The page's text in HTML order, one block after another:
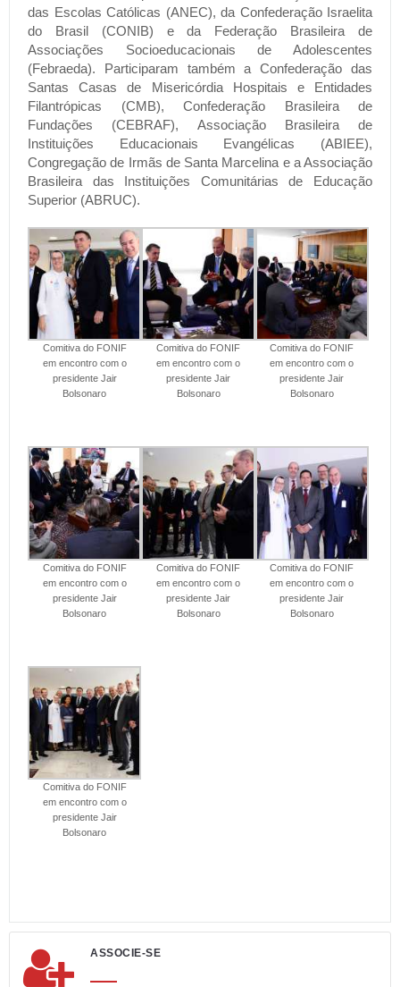
das Escolas Católicas (ANEC), da Confederação Israelita
do Brasil (CONIB) e da Federação Brasileira de
Associações Socioeducacionais de Adolescentes
(Febraeda). Participaram também a Confederação das
Santas Casas de Misericórdia Hospitais e Entidades
Filantrópicas (CMB), Confederação Brasileira de
Fundações (CEBRAF), Associação Brasileira de
Instituições Educacionais Evangélicas (ABIEE),
Congregação de Irmãs de Santa Marcelina e a Associação
Brasileira das Instituições Comunitárias de Educação
Superior (ABRUC).
Comitiva do FONIF
em encontro com o
presidente Jair
Bolsonaro
Comitiva do FONIF
em encontro com o
presidente Jair
Bolsonaro
Comitiva do FONIF
em encontro com o
presidente Jair
Bolsonaro
Comitiva do FONIF
em encontro com o
presidente Jair
Bolsonaro
Comitiva do FONIF
em encontro com o
presidente Jair
Bolsonaro
Comitiva do FONIF
em encontro com o
presidente Jair
Bolsonaro
Comitiva do FONIF
em encontro com o
presidente Jair
Bolsonaro
ASSOCIE-SE